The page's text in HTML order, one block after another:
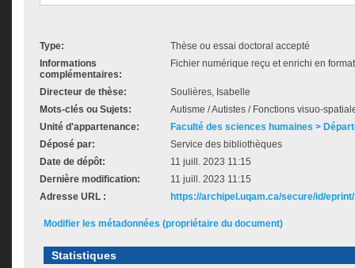
Type:
Thèse ou essai doctoral accepté
Informations
complémentaires:
Fichier numérique reçu et enrichi en
Directeur de thèse:
Soulières, Isabelle
Mots-clés ou Sujets:
Autisme / Autistes / Fonctions visuo-
Unité d'appartenance:
Faculté des sciences humaines >
Déposé par:
Service des bibliothèques
Date de dépôt:
11 juill. 2023 11:15
Dernière modification:
11 juill. 2023 11:15
Adresse URL :
https://archipel.uqam.ca/secure/id/
Modifier les métadonnées (propriétaire du document)
Statistiques